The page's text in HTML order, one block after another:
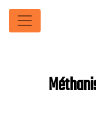
Panneau de gestion